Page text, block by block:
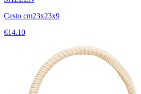
Cesto cm23x23x9
€14.10